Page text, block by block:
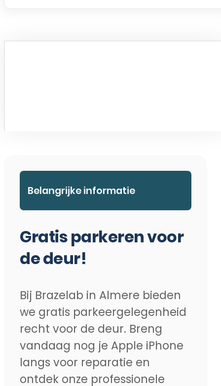
Belangrijke informatie
Gratis parkeren voor
de deur!
Bij Brazelab in Almere bieden
we gratis parkeergelegenheid
recht voor de deur. Breng
vandaag nog je Apple iPhone
langs voor reparatie en
ontdek onze professionele